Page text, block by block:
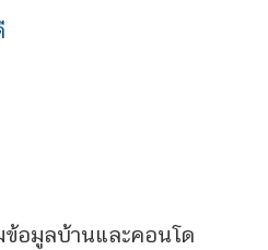
อมูลบ้านและคอนโด